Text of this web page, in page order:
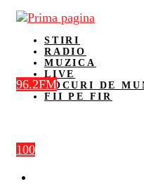
STIRI
RADIO
MUZICA
LIVE
LOCURI DE
FII PE FIR
100
96.2FM